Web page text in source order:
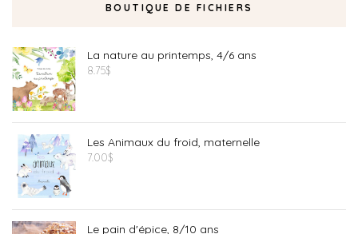
BOUTIQUE DE FICHIERS
La nature au printemps, 4/6 ans
8.75$
Les Animaux du froid, maternelle
7.00$
Le pain d'épice, 8/10 ans